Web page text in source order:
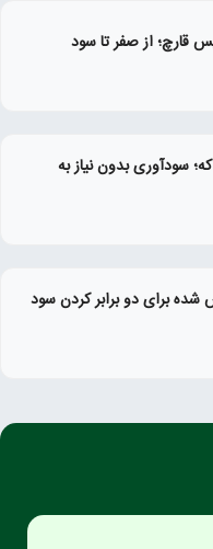
قارچ؛ از صفر تا سود
سودآوری بدون نیاز به
برای دو برابر کردن سود